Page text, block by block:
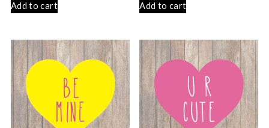
Add to cart Add to cart